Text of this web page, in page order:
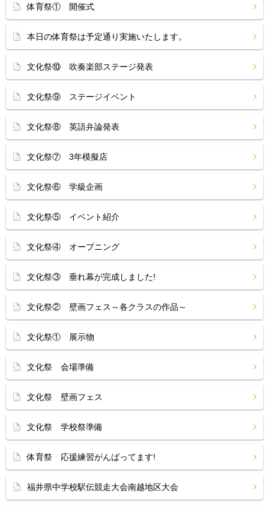
体育祭① 開催式
本日の体育祭は予定通り実施いたします。
文化祭⑩ 吹奏楽部ステージ発表
文化祭⑨ ステージイベント
文化祭⑧ 英語弁論発表
文化祭⑦ 3年模擬店
文化祭⑥ 学級企画
文化祭⑤ イベント紹介
文化祭④ オープニング
文化祭③ 垂れ幕が完成しました!
文化祭② 壁画フェス～各クラスの作品～
文化祭① 展示物
文化祭 会場準備
文化祭 壁画フェス
文化祭 学校祭準備
体育祭 応援練習がんばってます!
福井県中学校駅伝競走大会南越地区大会